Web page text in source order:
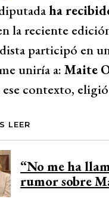
ha
la reciente
participó en
uniría a: Maite
ese contexto,
LEER
“No me ha
rumor sobre